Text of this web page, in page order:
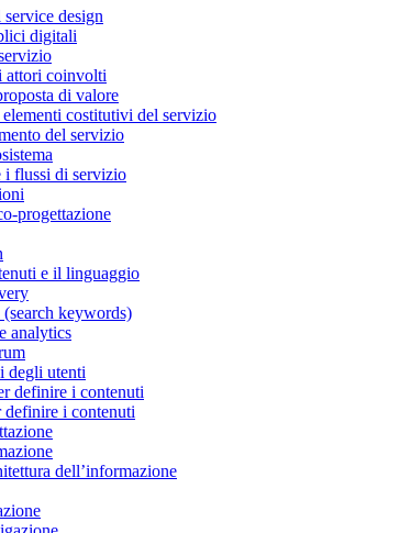
design
digitali
attori coinvolti
di valore
costitutivi del servizio
del servizio
i flussi di servizio
progettazione
e il linguaggio
keywords)
analytics
degli utenti
definire i contenuti
definire i contenuti
dell’informazione